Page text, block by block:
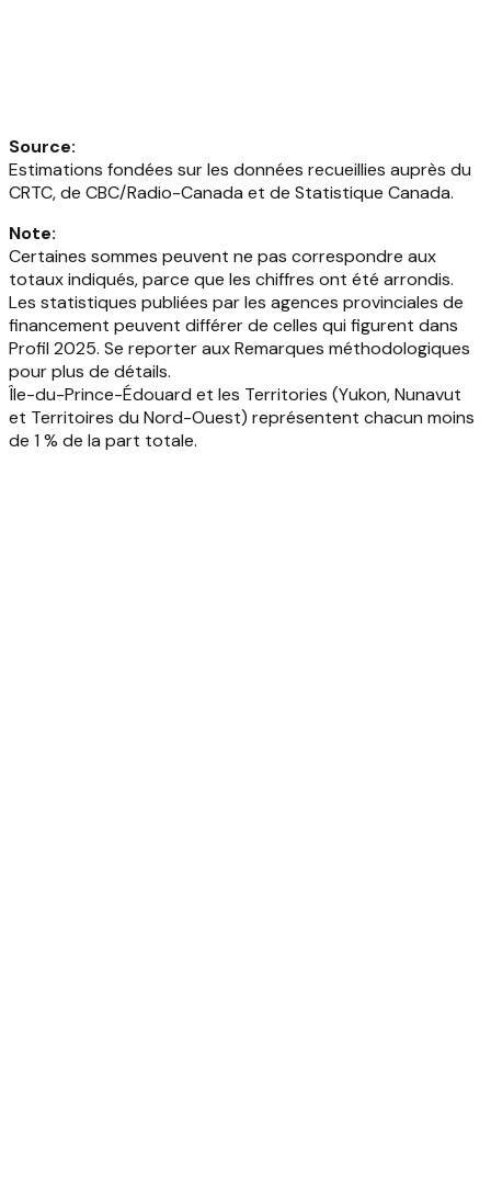
Source:
Estimations fondées sur les données recueillies auprès du
CRTC, de CBC/Radio-Canada et de Statistique Canada.
Note:
Certaines sommes peuvent ne pas correspondre aux
totaux indiqués, parce que les chiffres ont été arrondis.
Les statistiques publiées par les agences provinciales de
financement peuvent différer de celles qui figurent dans
Profil 2025. Se reporter aux Remarques méthodologiques
pour plus de détails.
Île-du-Prince-Édouard et les Territories (Yukon, Nunavut
et Territoires du Nord-Ouest) représentent chacun moins
de 1 % de la part totale.